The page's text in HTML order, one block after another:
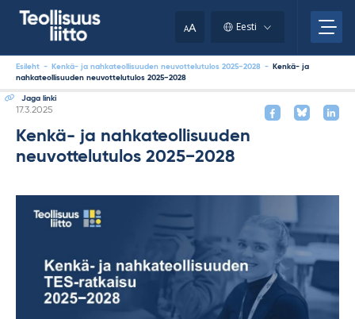
AA Eesti
Esileht - Kenkä- ja nahkateollisuuden neuvottelutulos 2025−2028 -
Kenkä- ja
nahkateollisuuden neuvottelutulos 2025−2028
Jaga linki
Kirjoitettu
17.3.2025
Kenkä- ja nahkateollisuuden
neuvottelutulos 2025−2028